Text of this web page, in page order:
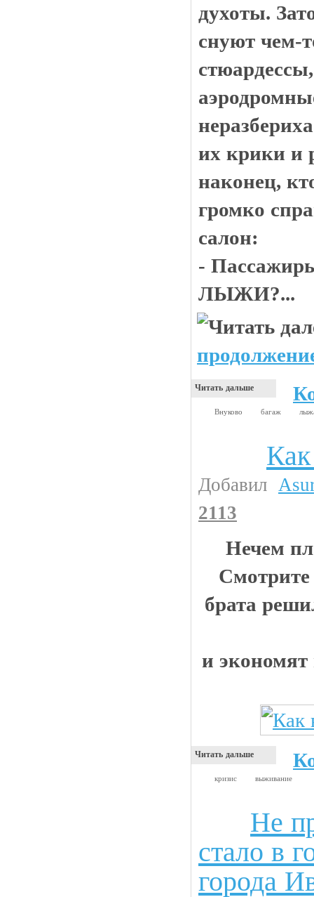
духоты.
снуют чем-
их крики и
наконец,
громко
салон:
-
ЛЫЖИ?...
Читать дальше
Внуково багаж
Добавил
2113
Нечем
брата
и
Читать дальше
кризис выживание
Не
стало в
города